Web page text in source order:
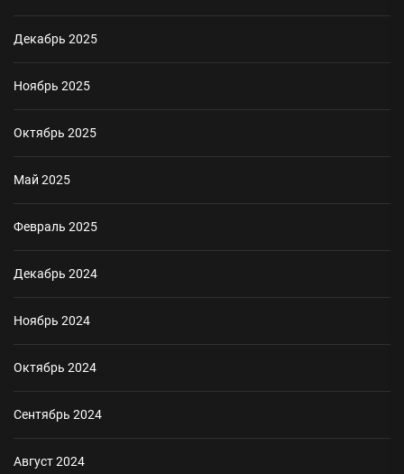
Декабрь 2025
Ноябрь 2025
Октябрь 2025
Май 2025
Февраль 2025
Декабрь 2024
Ноябрь 2024
Октябрь 2024
Сентябрь 2024
Август 2024